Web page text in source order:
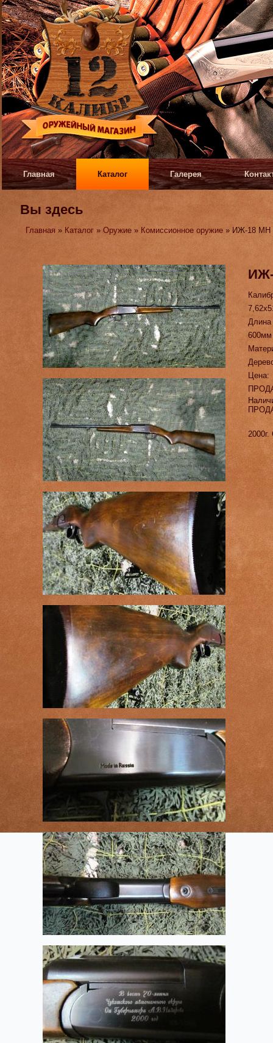
Главная Каталог Галерея
Вы здесь
Главная » Каталог »Оружие » Комиссионное оружие » ИЖ-18 МН
600мм
Цена: